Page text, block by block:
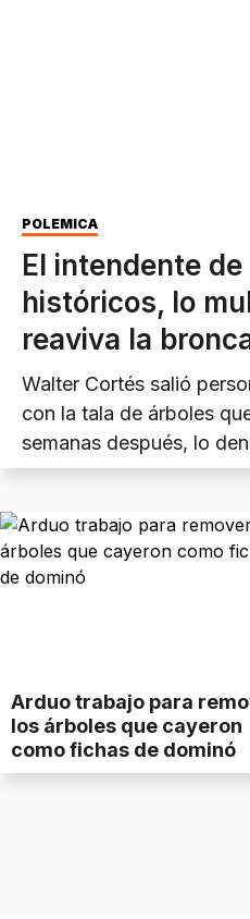
POLÉMICA
El intendente
históricos, lo
reaviva la
Walter Cortés salió
con la tala de árboles
semanas después, lo
y el municipio se
Arduo trabajo para
los árboles que cayeron
como fichas de dominó